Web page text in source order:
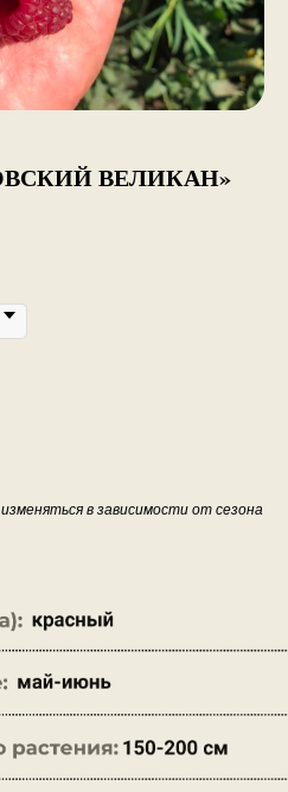
ВЕЛИКАН»
в зависимости от сезона